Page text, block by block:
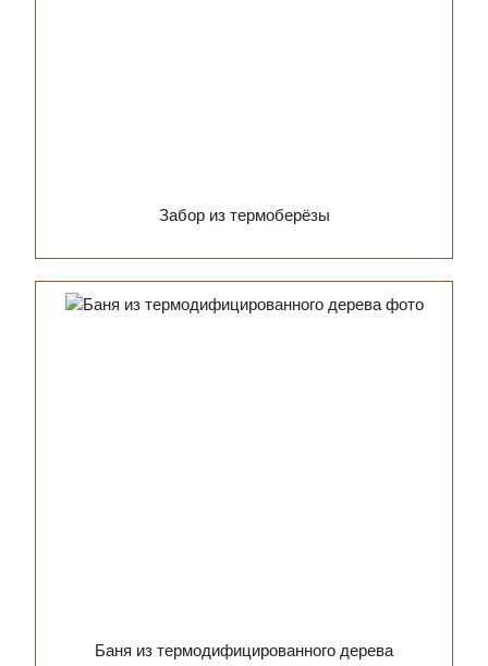
Забор из термоберёзы
Баня из термодифицированного дерева